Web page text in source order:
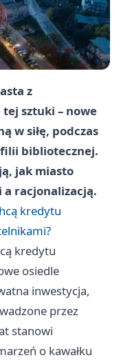
z
sztuki – nowe
w siłę, podczas
filii bibliotecznej.
jak miasto
racjonalizacją.
kredytu
kredytu
osiedle
inwestycja,
przez
stanowi
o kawałku